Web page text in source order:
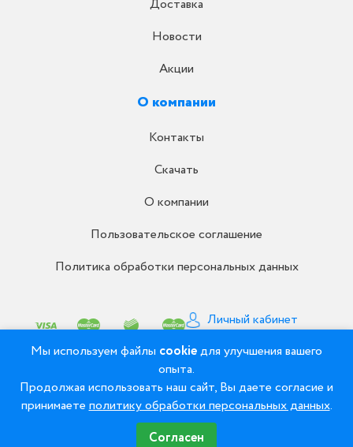
Мы используем файлы cookieдля улучшения вашего
опыта.
Продолжая использовать наш сайт, Вы даете согласие и
принимаетеполитику обработки персональных данных.
Согласен
Доставка
Новости
Акции
О компании
Контакты
Скачать
О компании
Пользовательское соглашение
Политика обработки персональных данных
Личный кабинет
© 2008 - 2026 ООО «Рудент» - Зуботехнические
материалы и оборудование